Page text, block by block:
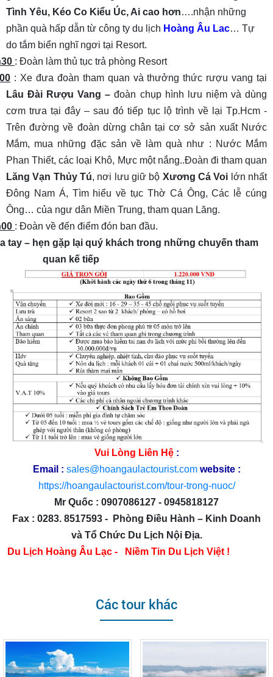
Tình Yêu, Kéo Co Kiểu Úc, Ai cao hơn….nhận những
phần quà hấp dẫn từ công ty du lịch Hoàng Âu Lac… Tự
do tắm biển nghĩ ngơi tại Resort.
: Đoàn làm thủ tục trả phòng Resort
: Xe đưa đoàn tham quan và thưởng thức rượu vang tại
Lâu Đài Rượu Vang –đoàn chụp hình lưu niệm và dùng
cơm trưa tại đây – sau đó tiếp tục lộ trình về lại Tp.Hcm -
Trên đường về đoàn dừng chân tại cơ sở sản xuất Nước
Mắm, mua những đặc sản về làm quà như : Nước Mắm
Phan Thiết, các loại Khô, Mực một nắng..Đoàn đi tham quan
Lăng Vạn Thủy Tú, nơi lưu giữ bộ Xương Cá Voi lớn nhất
Đông Nam Á, Tìm hiểu về tục Thờ Cá Ông, Các lễ cúng
Ông… của ngư dân Miền Trung, tham quan Lăng.
: Đoàn về đến điểm đón ban đầu.
tay – hẹn gặp lại quý khách trong những chuyến tham
quan kế tiếp
Vui Lòng Liên Hệ:
Email : sales@hoangaulactourist.comwebsite :
https://hoangaulactourist.com/tour-trong-nuoc/
Mr Quốc : 0907086127 - 0945818127
Fax : 0283. 8517593 - Phòng Điều Hành – Kinh Doanh
và Tổ Chức Du Lịch Nội Địa.
Du Lịch Hoàng Âu Lạc - Niềm Tin Du Lịch Việt !
Các tour khác